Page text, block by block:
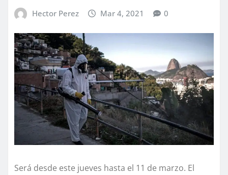
Hector Perez Mar 4, 2021 0
Será desde este jueves hasta el 11 de marzo. El